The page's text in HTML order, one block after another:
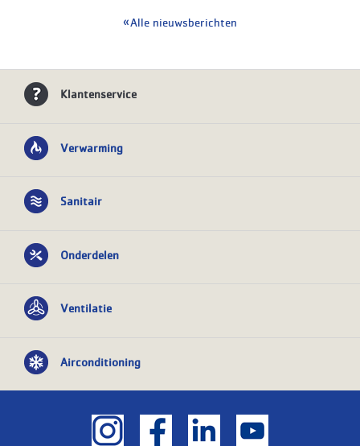
Alle nieuwsberichten
Klantenservice
Verwarming
Sanitair
Onderdelen
Ventilatie
Airconditioning